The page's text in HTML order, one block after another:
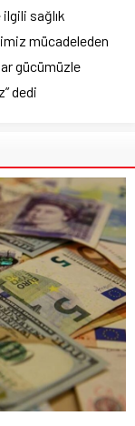
sağlık
mücadeleden
gücümüzle
dedi